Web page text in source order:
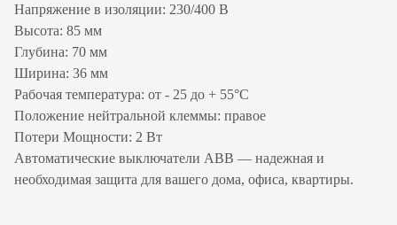
Напряжение в изоляции: 230/400 В
Высота: 85 мм
Глубина: 70 мм
Ширина: 36 мм
Рабочая температура: от - 25 до + 55°С
Положение нейтральной клеммы: правое
Потери Мощности: 2 Вт
Автоматические выключатели ABB — надежная и
необходимая защита для вашего дома, офиса, квартиры.